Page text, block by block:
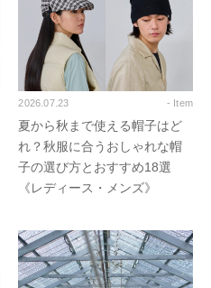
2026.07.23 - Item
夏から秋まで使える帽子はど
れ？秋服に合うおしゃれな帽
子の選び方とおすすめ18選
《レディース・メンズ》